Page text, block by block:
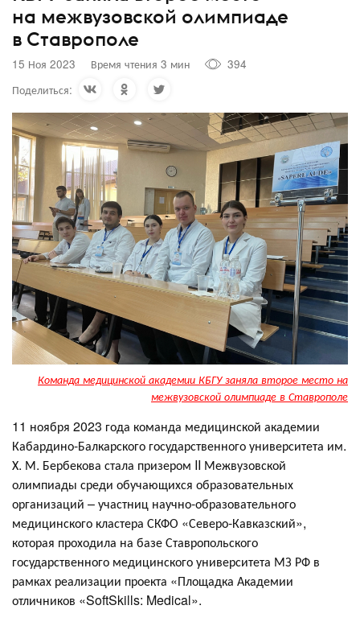
на межвузовской олимпиаде
в Ставрополе
15 Ноя 2023 Время чтения 3 мин
394
Поделиться:
Команда медицинской академии КБГУ заняла второе место на
межвузовской олимпиаде в Ставрополе
11 ноября 2023 года команда медицинской академии
Кабардино-Балкарского государственного университета им.
Х. М. Бербекова стала призером II Межвузовской
олимпиады среди обучающихся образовательных
организаций – участниц научно-образовательного
медицинского кластера СКФО «Северо-Кавказский»,
которая проходила на базе Ставропольского
государственного медицинского университета МЗ РФ в
рамках реализации проекта «Площадка Академии
отличников «SoftSkills: Medical».